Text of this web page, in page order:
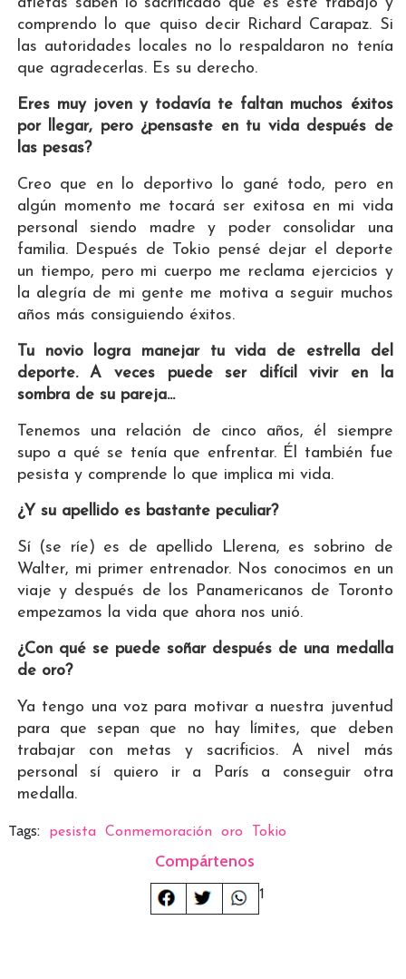
comprendo lo que quiso decir Richard Carapaz. Si
las autoridades locales no lo respaldaron no tenía
que agradecerlas. Es su derecho.
Eres muy joven y todavía te faltan muchos éxitos
por llegar, pero ¿pensaste en tu vida después de
las pesas?
Creo que en lo deportivo lo gané todo, pero en
algún momento me tocará ser exitosa en mi vida
personal siendo madre y poder consolidar una
familia. Después de Tokio pensé dejar el deporte
un tiempo, pero mi cuerpo me reclama ejercicios y
la alegría de mi gente me motiva a seguir muchos
años más consiguiendo éxitos.
Tu novio logra manejar tu vida de estrella del
deporte. A veces puede ser difícil vivir en la
sombra de su pareja...
Tenemos una relación de cinco años, él siempre
supo a qué se tenía que enfrentar. Él también fue
pesista y comprende lo que implica mi vida.
¿Y su apellido es bastante peculiar?
Sí (se ríe) es de apellido Llerena, es sobrino de
Walter, mi primer entrenador. Nos conocimos en un
viaje y después de los Panamericanos de Toronto
empezamos la vida que ahora nos unió.
¿Con qué se puede soñar después de una medalla
de oro?
Ya tengo una voz para motivar a nuestra juventud
para que sepan que no hay límites, que deben
trabajar con metas y sacrificios. A nivel más
personal sí quiero ir a París a conseguir otra
medalla.
Tags: pesista Conmemoración oro Tokio
Compártenos
1